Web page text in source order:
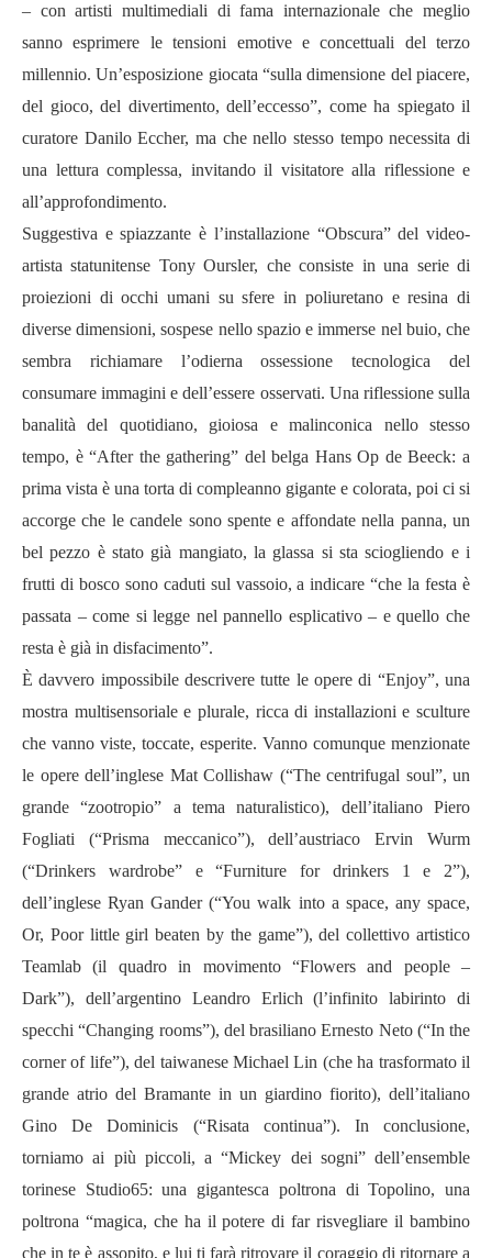
– con artisti multimediali di fama internazionale che meglio
sanno esprimere le tensioni emotive e concettuali del terzo
millennio. Un’esposizione giocata “sulla dimensione del piacere,
del gioco, del divertimento, dell’eccesso”, come ha spiegato il
curatore Danilo Eccher, ma che nello stesso tempo necessita di
una lettura complessa, invitando il visitatore alla riflessione e
all’approfondimento.
Suggestiva e spiazzante è l’installazione “Obscura” del video-
artista statunitense Tony Oursler, che consiste in una serie di
proiezioni di occhi umani su sfere in poliuretano e resina di
diverse dimensioni, sospese nello spazio e immerse nel buio, che
sembra richiamare l’odierna ossessione tecnologica del
consumare immagini e dell’essere osservati. Una riflessione sulla
banalità del quotidiano, gioiosa e malinconica nello stesso
tempo, è “After the gathering” del belga Hans Op de Beeck: a
prima vista è una torta di compleanno gigante e colorata, poi ci si
accorge che le candele sono spente e affondate nella panna, un
bel pezzo è stato già mangiato, la glassa si sta sciogliendo e i
frutti di bosco sono caduti sul vassoio, a indicare “che la festa è
passata – come si legge nel pannello esplicativo – e quello che
resta è già in disfacimento”.
È davvero impossibile descrivere tutte le opere di “Enjoy”, una
mostra multisensoriale e plurale, ricca di installazioni e sculture
che vanno viste, toccate, esperite. Vanno comunque menzionate
le opere dell’inglese Mat Collishaw (“The centrifugal soul”, un
grande “zootropio” a tema naturalistico), dell’italiano Piero
Fogliati (“Prisma meccanico”), dell’austriaco Ervin Wurm
(“Drinkers wardrobe” e “Furniture for drinkers 1 e 2”),
dell’inglese Ryan Gander (“You walk into a space, any space,
Or, Poor little girl beaten by the game”), del collettivo artistico
Teamlab (il quadro in movimento “Flowers and people –
Dark”), dell’argentino Leandro Erlich (l’infinito labirinto di
specchi “Changing rooms”), del brasiliano Ernesto Neto (“In the
corner of life”), del taiwanese Michael Lin (che ha trasformato il
grande atrio del Bramante in un giardino fiorito), dell’italiano
Gino De Dominicis (“Risata continua”). In conclusione,
torniamo ai più piccoli, a “Mickey dei sogni” dell’ensemble
torinese Studio65: una gigantesca poltrona di Topolino, una
poltrona “magica, che ha il potere di far risvegliare il bambino
che in te è assopito, e lui ti farà ritrovare il coraggio di ritornare a